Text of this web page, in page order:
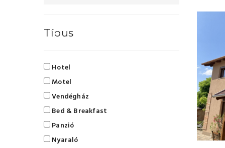
Típus
Hotel
Motel
Vendégház
Bed & Breakfast
Panzió
Nyaraló